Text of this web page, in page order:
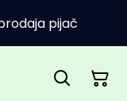
pijač